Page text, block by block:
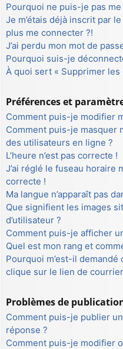
Pourquoi ne puis-je pas
Je m’étais déjà inscrit par
plus me connecter ?!
J’ai perdu mon mot de
Pourquoi suis-je
À quoi sert « Supprimer les
Préférences et
Comment puis-je modifier
Comment puis-je masquer
des utilisateurs en ligne ?
L’heure n’est pas correcte !
J’ai réglé le fuseau horaire
correcte !
Ma langue n’apparaît pas
Que signifient les images
d’utilisateur ?
Comment puis-je afficher
Quel est mon rang et
Pourquoi m’est-il
clique sur le lien de
Problèmes de
Comment puis-je publier
réponse ?
Comment puis-je modifier